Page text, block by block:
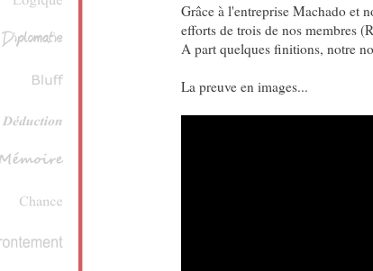
Grâce à l'entreprise Machado et
efforts de trois de nos membres
A part quelques finitions, notre
La preuve en images...